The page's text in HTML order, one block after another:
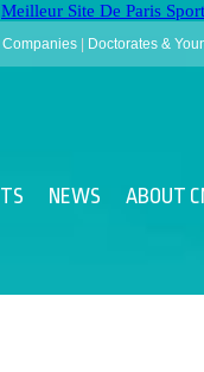
Meilleur Site De Paris
Companies Doctorates &
NEWS ABOUT